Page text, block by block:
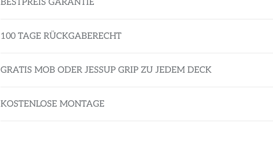
BESTPREIS GARANTIE
100 TAGE RÜCKGABERECHT
GRATIS MOB ODER JESSUP GRIP ZU JEDEM DECK
KOSTENLOSE MONTAGE